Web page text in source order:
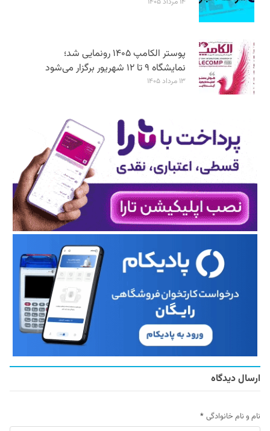
پوستر الکامپ ۱۴۰۵ رونمایی شد؛
نمایشگاه ۹ تا ۱۲ شهریور برگزار می‌شود
۱۳ مرداد ۱۴۰۵
ارسال دیدگاه
نام و نام خانوادگی *